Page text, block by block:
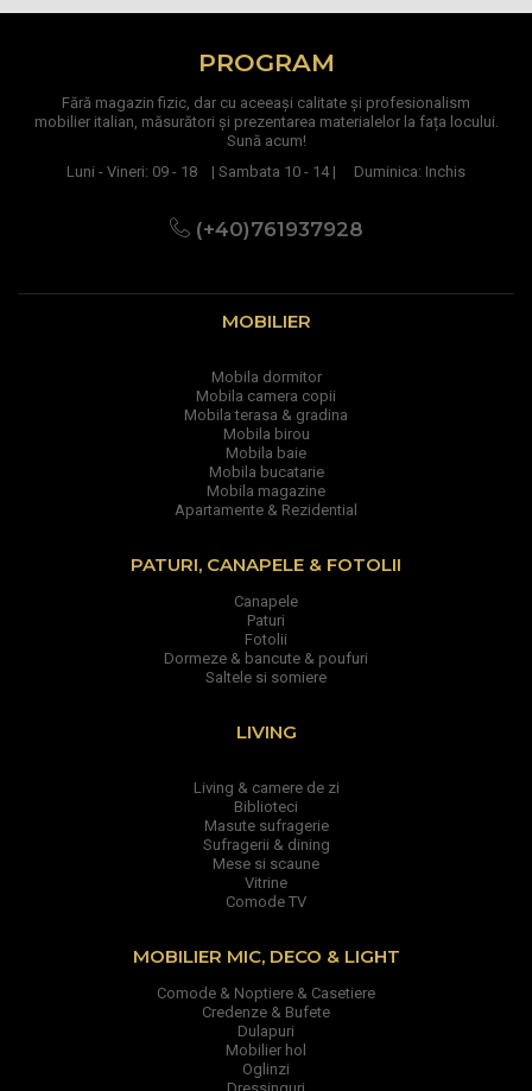
PROGRAM
Fără magazin fizic, dar cu aceeași calitate și profesionalism
mobilier italian, măsurători și prezentarea materialelor la fața locului.
Sună acum!
Luni - Vineri: 09 - 18 | Sambata 10 - 14 | Duminica: Inchis
(+40)761937928
MOBILIER
Mobila dormitor
Mobila camera copii
Mobila terasa & gradina
Mobila birou
Mobila baie
Mobila bucatarie
Mobila magazine
Apartamente & Rezidential
PATURI, CANAPELE & FOTOLII
Canapele
Paturi
Fotolii
Dormeze & bancute & poufuri
Saltele si somiere
LIVING
Living & camere de zi
Biblioteci
Masute sufragerie
Sufragerii & dining
Mese si scaune
Vitrine
Comode TV
MOBILIER MIC, DECO & LIGHT
Comode & Noptiere & Casetiere
Credenze & Bufete
Dulapuri
Mobilier hol
Oglinzi
Dressinguri